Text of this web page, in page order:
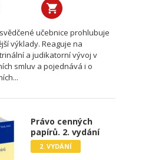
učebnice prohlubuje
výklady. Reaguje na
a judikatorní vývoj v
smluv a pojednává i o
Právo cenných
papírů. 2. vydání
2. VYDÁNÍ